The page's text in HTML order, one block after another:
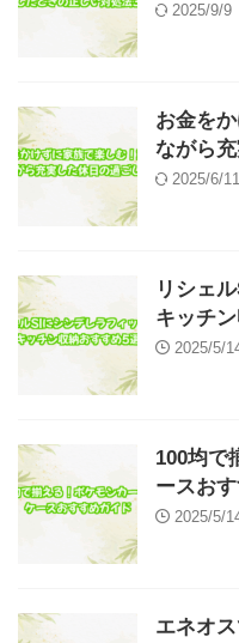
2025/9/9
お金を
ながら
2025/6/
リシェ
キッチ
2025/5/
100均で
ースお
2025/5/
エネオ